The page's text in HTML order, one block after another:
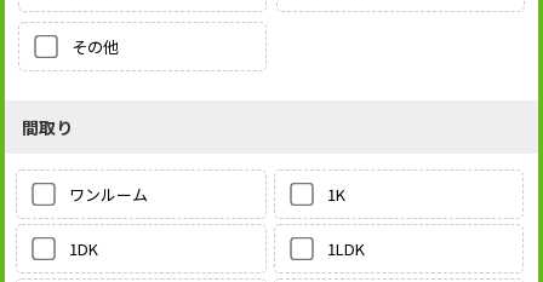
その他
間取り
ワンルーム 1K
1DK 1LDK